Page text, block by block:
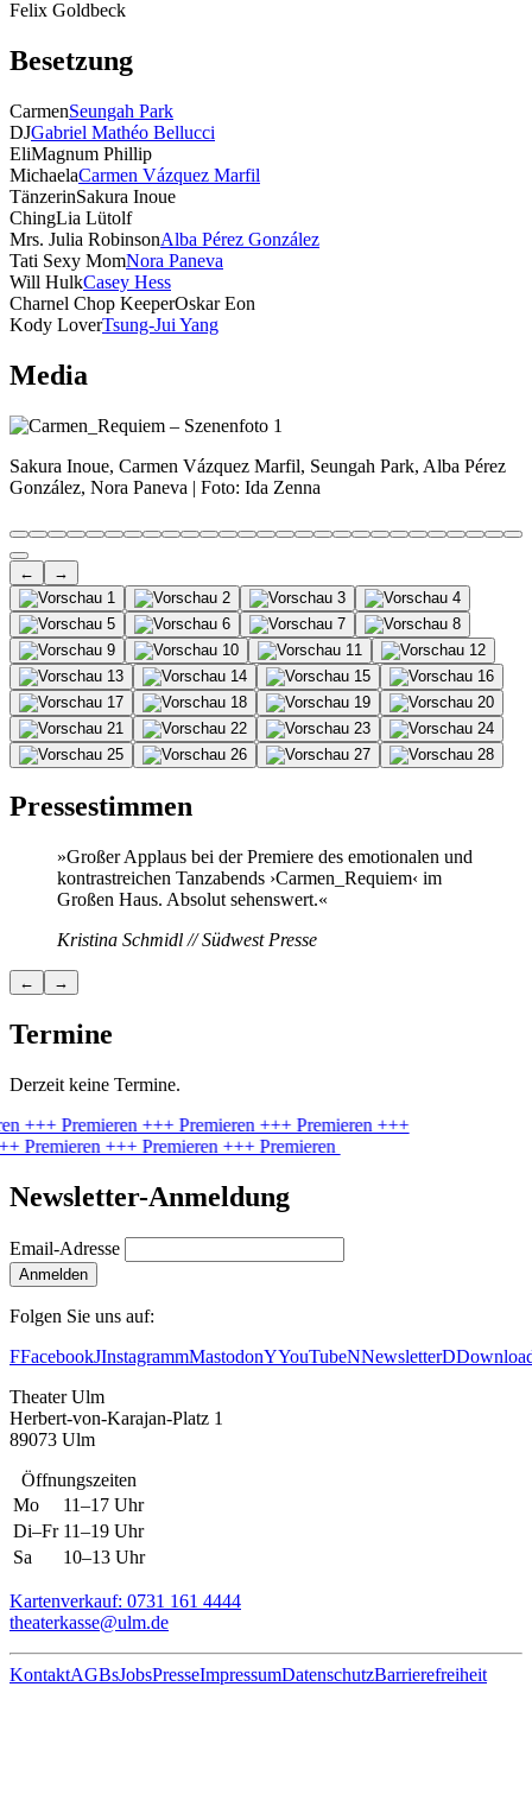
Felix Goldbeck
Besetzung
CarmenSeungah Park
DJGabriel Mathéo Bellucci
EliMagnum Phillip
MichaelaCarmen Vázquez Marfil
TänzerinSakura Inoue
ChingLia Lütolf
Mrs. Julia RobinsonAlba Pérez González
Tati Sexy MomNora Paneva
Will HulkCasey Hess
Charnel Chop KeeperOskar Eon
Kody LoverTsung-Jui Yang
Media
Sakura Inoue, Carmen Vázquez Marfil, Seungah Park, Alba Pérez
González, Nora Paneva | Foto: Ida Zenna
← →
Pressestimmen
»Großer Applaus bei der Premiere des emotionalen und
kontrastreichen Tanzabends ›Carmen_Requiem‹ im
Großen Haus. Absolut sehenswert.«
Kristina Schmidl // Südwest Presse
← →
Termine
Derzeit keine Termine.
+++ Premieren +++ Premieren +++ Premieren +++
Premieren +++ Premieren +++ Premieren
Newsletter-Anmeldung
Email-Adresse
Anmelden
Folgen Sie uns auf:
FFacebookJInstagrammMastodonYYouTubeNNewsletterD
Theater Ulm
Herbert-von-Karajan-Platz 1
89073 Ulm
Öffnungszeiten
Mo
11–17 Uhr
Di–Fr 11–19 Uhr
Sa
10–13 Uhr
Kartenverkauf: 0731 161 4444
theaterkasse@ulm.de
KontaktAGBsJobsPresseImpressumDatenschutzBarrierefreiheit